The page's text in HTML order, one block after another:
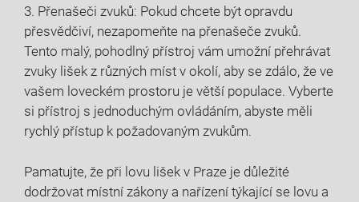
3. Přenašeči zvuků: Pokud chcete být opravdu
přesvědčiví, nezapomeňte na přenašeče zvuků.
Tento malý, pohodlný přístroj vám umožní přehrávat
zvuky lišek z různých míst v okolí, aby se zdálo, že ve
vašem loveckém prostoru je větší populace. Vyberte
si přístroj s jednoduchým ovládáním, abyste měli
rychlý přístup k požadovaným zvukům.
Pamatujte, že při lovu lišek v Praze je důležité
dodržovat místní zákony a nařízení týkající se lovu a